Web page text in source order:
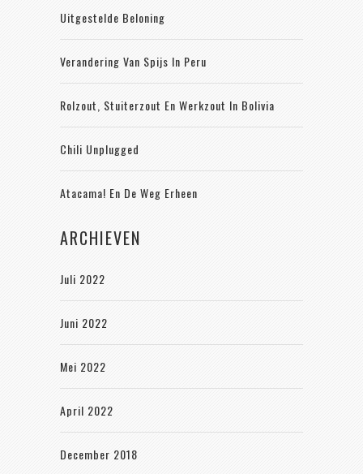
Uitgestelde Beloning
Verandering Van Spijs In Peru
Rolzout, Stuiterzout En Werkzout In Bolivia
Chili Unplugged
Atacama! En De Weg Erheen
ARCHIEVEN
Juli 2022
Juni 2022
Mei 2022
April 2022
December 2018